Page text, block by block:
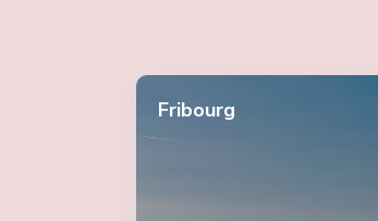
Fribourg